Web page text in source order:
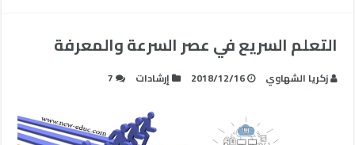
التعلم السريع في عصر السرعة والمعرفة
زكريا الشهاوي 2018/12/16 إرشادات 7